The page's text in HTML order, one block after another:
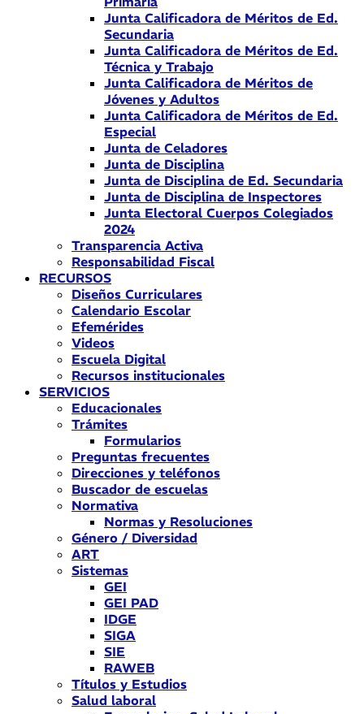
Junta Calificadora de Méritos de Ed.
Secundaria
Junta Calificadora de Méritos de Ed.
Técnica y Trabajo
Junta Calificadora de Méritos de
Jóvenes y Adultos
Junta Calificadora de Méritos de Ed.
Especial
Junta de Celadores
Junta de Disciplina
Junta de Disciplina de Ed. Secundaria
Junta de Disciplina de Inspectores
Junta Electoral Cuerpos Colegiados
2024
Transparencia Activa
Responsabilidad Fiscal
RECURSOS
Diseños Curriculares
Calendario Escolar
Efemérides
Videos
Escuela Digital
Recursos institucionales
SERVICIOS
Educacionales
Trámites
Formularios
Preguntas frecuentes
Direcciones y teléfonos
Buscador de escuelas
Normativa
Normas y Resoluciones
Género / Diversidad
ART
Sistemas
GEI
GEI PAD
IDGE
SIGA
SIE
RAWEB
Títulos y Estudios
Salud laboral